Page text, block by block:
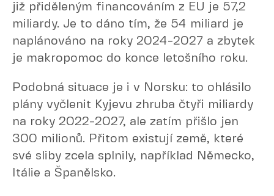
již přiděleným financováním z EU je 57,2
miliardy. Je to dáno tím, že 54 miliard je
naplánováno na roky 2024-2027 a zbytek
je makropomoc do konce letošního roku.
Podobná situace je i v Norsku: to ohlásilo
plány vyčlenit Kyjevu zhruba čtyři miliardy
na roky 2022-2027, ale zatím přišlo jen
300 milionů. Přitom existují země, které
své sliby zcela splnily, například Německo,
Itálie a Španělsko.